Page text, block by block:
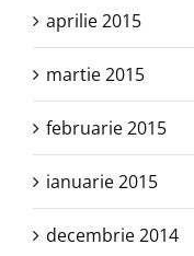
aprilie 2015
martie 2015
februarie 2015
ianuarie 2015
decembrie 2014